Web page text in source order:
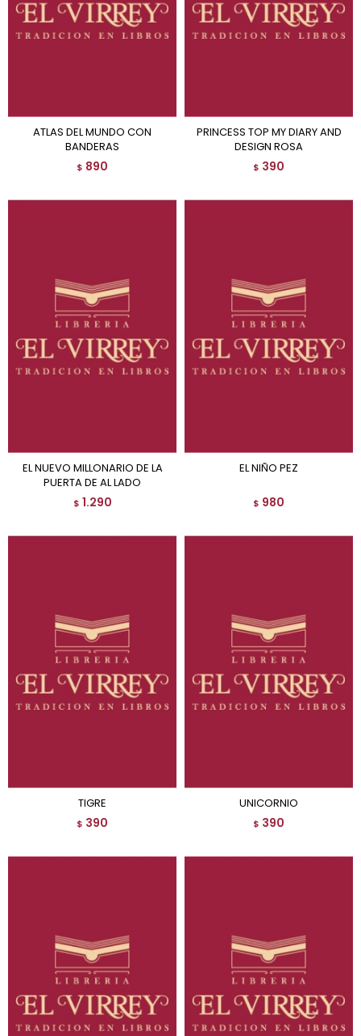
ATLAS DEL MUNDO CON
BANDERAS
$ 890
PRINCESS TOP MY DIARY AND
DESIGN ROSA
$ 390
EL NUEVO MILLONARIO DE LA
PUERTA DE AL LADO
$ 1.290
EL NIÑO PEZ
$ 980
TIGRE
$ 390
UNICORNIO
$ 390